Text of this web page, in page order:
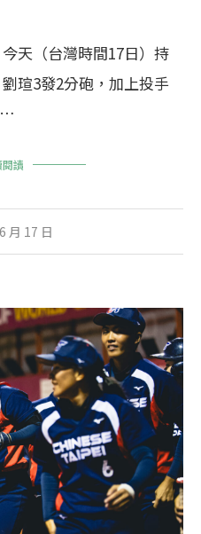
天（台灣時間17日）持
瑄3發2分砲，加上投手
…
讀
月 17 日